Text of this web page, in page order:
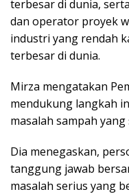
terbesar di dunia,
dan operator proyek
industri yang rendah
terbesar di dunia.
Mirza mengatakan
mendukung langkah
masalah sampah
Dia menegaskan,
tanggung jawab
masalah serius yang